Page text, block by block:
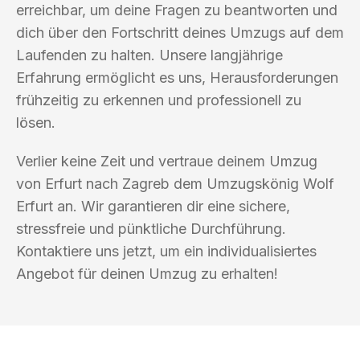
erreichbar, um deine Fragen zu beantworten und
dich über den Fortschritt deines Umzugs auf dem
Laufenden zu halten. Unsere langjährige
Erfahrung ermöglicht es uns, Herausforderungen
frühzeitig zu erkennen und professionell zu
lösen.
Verlier keine Zeit und vertraue deinem Umzug
von Erfurt nach Zagreb dem Umzugskönig Wolf
Erfurt an. Wir garantieren dir eine sichere,
stressfreie und pünktliche Durchführung.
Kontaktiere uns jetzt, um ein individualisiertes
Angebot für deinen Umzug zu erhalten!